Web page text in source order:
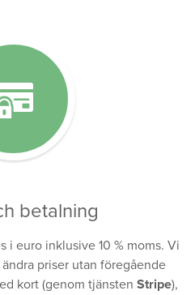
betalning
i euro inklusive 10 % moms. Vi
priser utan föregående
kort (genom tjänsten Stripe),